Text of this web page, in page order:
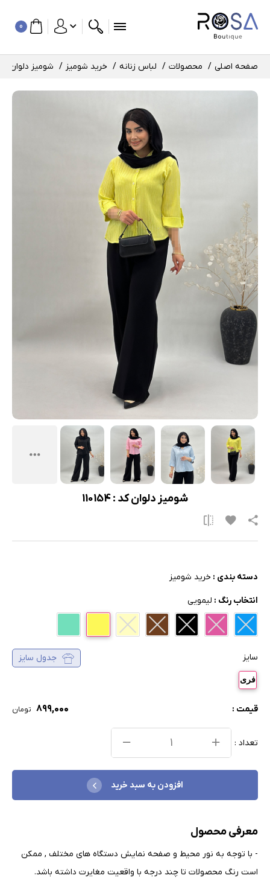
0
صفحه اصلی محصولات لباس زنانه خرید شومیز شومیز دلوان کد :
شومیز دلوان کد : 110154
دسته بندی : خرید شومیز
انتخاب رنگ : لیمویی
سایز جدول سایز
فری
قیمت : ۸۹۹,۰۰۰ تومان
تعداد :
افزودن به سبد خرید
معرفی محصول
- با توجه به نور محیط و صفحه نمایش دستگاه های مختلف , ممکن
است رنگ محصولات تا چند درجه با واقعیت مغایرت داشته باشد.